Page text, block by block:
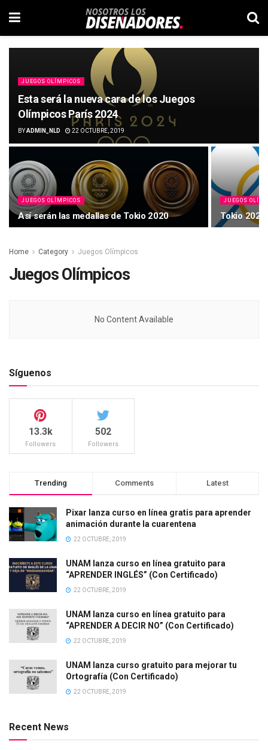
JUEGOS OLÍMPICOS
Esta será la nueva cara de los Juegos
Olímpicos París 2024
BYADMIN_NLD 22 OCTUBRE, 2019
JUEGOS OLÍMPICOS
Así serán las medallas de Tokio 2020
JUEGOS
Tokio
Home Category Juegos Olímpicos
Juegos Olímpicos
No Content Available
Síguenos
13.3k
Followers
502
Followers
Trending Comments Latest
Pixar lanza curso en línea gratis para aprender
animación durante la cuarentena
22 OCTUBRE, 2019
UNAM lanza curso en línea gratuito para
“APRENDER INGLÉS” (Con Certificado)
22 OCTUBRE, 2019
UNAM lanza curso en línea gratuito para
“APRENDER A DECIR NO” (Con Certificado)
22 OCTUBRE, 2019
UNAM lanza curso gratuito para mejorar tu
Ortografía (Con Certificado)
22 OCTUBRE, 2019
Recent News